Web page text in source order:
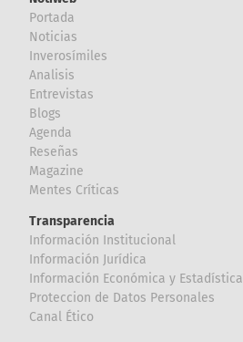
Portada
Noticias
Inverosímiles
Analisis
Entrevistas
Blogs
Agenda
Reseñas
Magazine
Mentes Críticas
Transparencia
Información Institucional
Información Jurídica
Información Económica y Estadística
Proteccion de Datos Personales
Canal Ético